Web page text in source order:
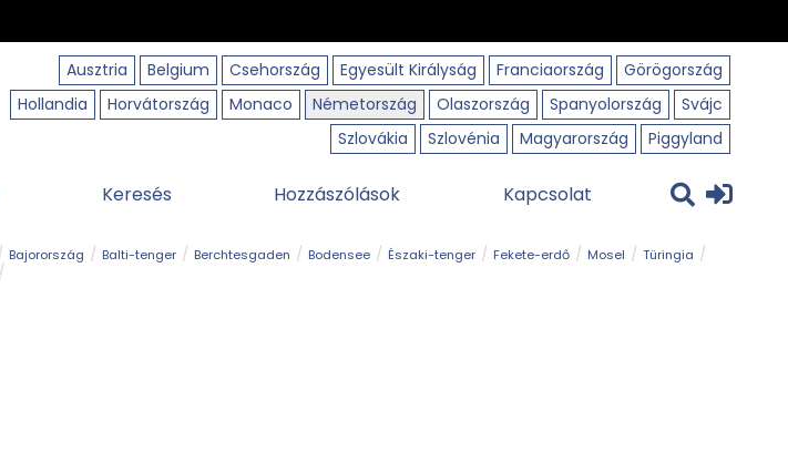
Ausztria
Belgium Csehország Egyesült Királyság Franciaország
Görögország
Hollandia
Horvátország Monaco Németország Olaszország Spanyolország
Svájc
Szlovákia
Szlovénia Magyarország Piggyland
Keresés Hozzászólások Kapcsolat
Bajorország Balti-tenger Berchtesgaden Bodensee Északi-tenger Fekete-erdő Mosel
Türingia